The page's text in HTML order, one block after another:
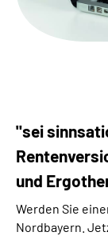
Leichte
"sei
und
Werden Sie
Nordbayern.